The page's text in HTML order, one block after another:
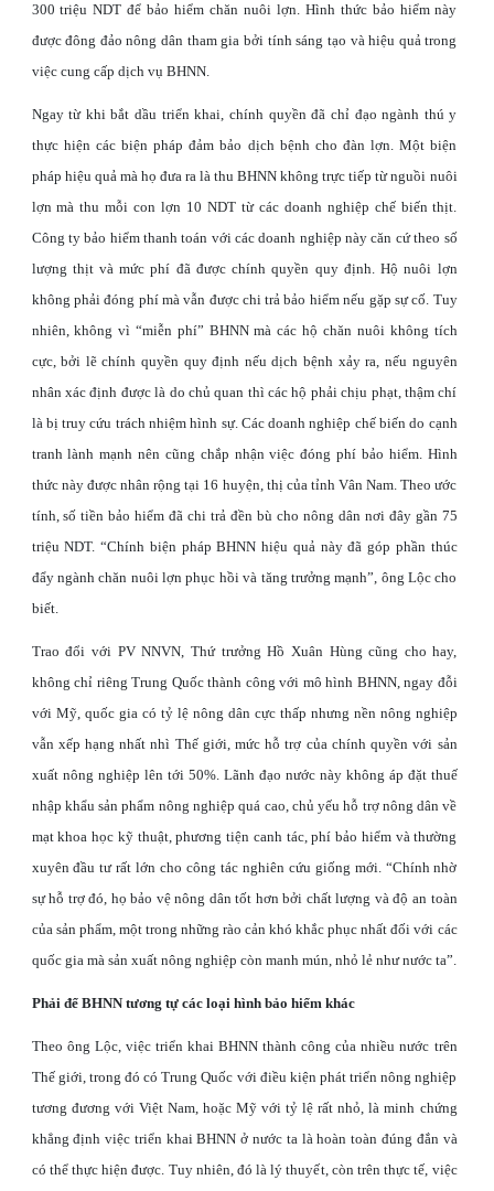
300 triệu NDT để bảo hiểm chăn nuôi lợn. Hình thức bảo hiểm này
được đông đảo nông dân tham gia bởi tính sáng tạo và hiệu quả trong
việc cung cấp dịch vụ BHNN.
Ngay từ khi bắt dầu triển khai, chính quyền đã chỉ đạo ngành thú y
thực hiện các biện pháp đảm bảo dịch bệnh cho đàn lợn. Một biện
pháp hiệu quả mà họ đưa ra là thu BHNN không trực tiếp từ nguồi nuôi
lợn mà thu mỗi con lợn 10 NDT từ các doanh nghiệp chế biến thịt.
Công ty bảo hiểm thanh toán với các doanh nghiệp này căn cứ theo số
lượng thịt và mức phí đã được chính quyền quy định. Hộ nuôi lợn
không phải đóng phí mà vẫn được chi trả bảo hiểm nếu gặp sự cố. Tuy
nhiên, không vì “miễn phí” BHNN mà các hộ chăn nuôi không tích
cực, bởi lẽ chính quyền quy định nếu dịch bệnh xảy ra, nếu nguyên
nhân xác định được là do chủ quan thì các hộ phải chịu phạt, thậm chí
là bị truy cứu trách nhiệm hình sự. Các doanh nghiệp chế biến do cạnh
tranh lành mạnh nên cũng chắp nhận việc đóng phí bảo hiểm. Hình
thức này được nhân rộng tại 16 huyện, thị của tỉnh Vân Nam. Theo ước
tính, số tiền bảo hiểm đã chi trả đền bù cho nông dân nơi đây gần 75
triệu NDT. “Chính biện pháp BHNN hiệu quả này đã góp phần thúc
đẩy ngành chăn nuôi lợn phục hồi và tăng trưởng mạnh”, ông Lộc cho
biết.
Trao đổi với PV NNVN, Thứ trưởng Hồ Xuân Hùng cũng cho hay,
không chỉ riêng Trung Quốc thành công với mô hình BHNN, ngay đỗi
với Mỹ, quốc gia có tỷ lệ nông dân cực thấp nhưng nền nông nghiệp
vẫn xếp hạng nhất nhì Thế giới, mức hỗ trợ của chính quyền với sản
xuất nông nghiệp lên tới 50%. Lãnh đạo nước này không áp đặt thuế
nhập khẩu sản phẩm nông nghiệp quá cao, chủ yếu hỗ trợ nông dân về
mạt khoa học kỹ thuật, phương tiện canh tác, phí bảo hiểm và thường
xuyên đầu tư rất lớn cho công tác nghiên cứu giống mới. “Chính nhờ
sự hỗ trợ đó, họ bảo vệ nông dân tốt hơn bởi chất lượng và độ an toàn
của sản phẩm, một trong những rào cản khó khắc phục nhất đối với các
quốc gia mà sản xuất nông nghiệp còn manh mún, nhỏ lẻ như nước ta”.
Phải để BHNN tương tự các loại hình bảo hiểm khác
Theo ông Lộc, việc triển khai BHNN thành công của nhiều nước trên
Thế giới, trong đó có Trung Quốc với điều kiện phát triển nông nghiệp
tương đương với Việt Nam, hoặc Mỹ với tỷ lệ rất nhỏ, là minh chứng
khẳng định việc triển khai BHNN ở nước ta là hoàn toàn đúng đắn và
có thể thực hiện được. Tuy nhiên, đó là lý thuyết, còn trên thực tế, việc